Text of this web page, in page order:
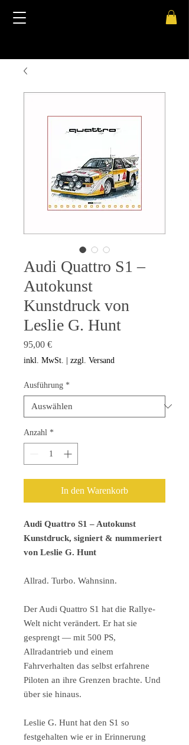
Audi Quattro S1 –
Autokunst
Kunstdruck von
Leslie G. Hunt
95,00 €Preis
inkl. MwSt. zzgl. Versand
Ausführung *
Anzahl *
In den Warenkorb
Audi Quattro S1 – Autokunst
Kunstdruck, signiert & nummeriert
von Leslie G. Hunt
Allrad. Turbo. Wahnsinn.
Der Audi Quattro S1 hat die Rallye-
Welt nicht verändert. Er hat sie
gesprengt — mit 500 PS,
Allradantrieb und einem
Fahrverhalten das selbst erfahrene
Piloten an ihre Grenzen brachte. Und
über sie hinaus.
Leslie G. Hunt hat den S1 so
festgehalten wie er in Erinnerung